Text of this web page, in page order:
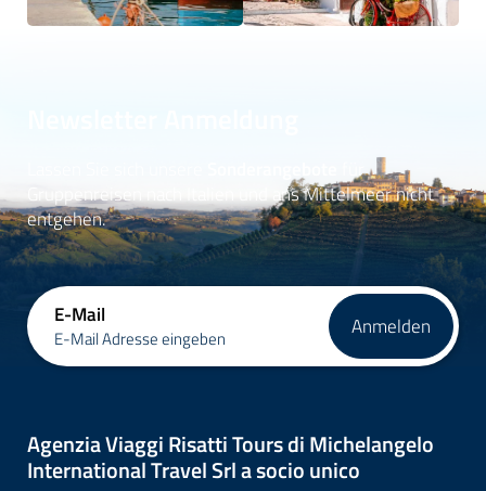
für
Gruppenreisen nach Italien und ans Mittelmeer nicht
entgehen.
E-Mail
E-Mail Adresse eingeben Anmelden
Agenzia Viaggi Risatti Tours di Michelangelo
International Travel Srl a socio unico